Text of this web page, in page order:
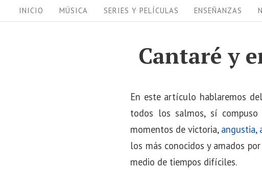
k
i
INICIO MÚSICA SERIES Y PELÍCULAS ENSEÑANZAS
Cantaré y
En este artículo hablaremos
todos los salmos, sí
momentos de victoria, angustia,
los más conocidos y amados
medio de tiempos difíciles.